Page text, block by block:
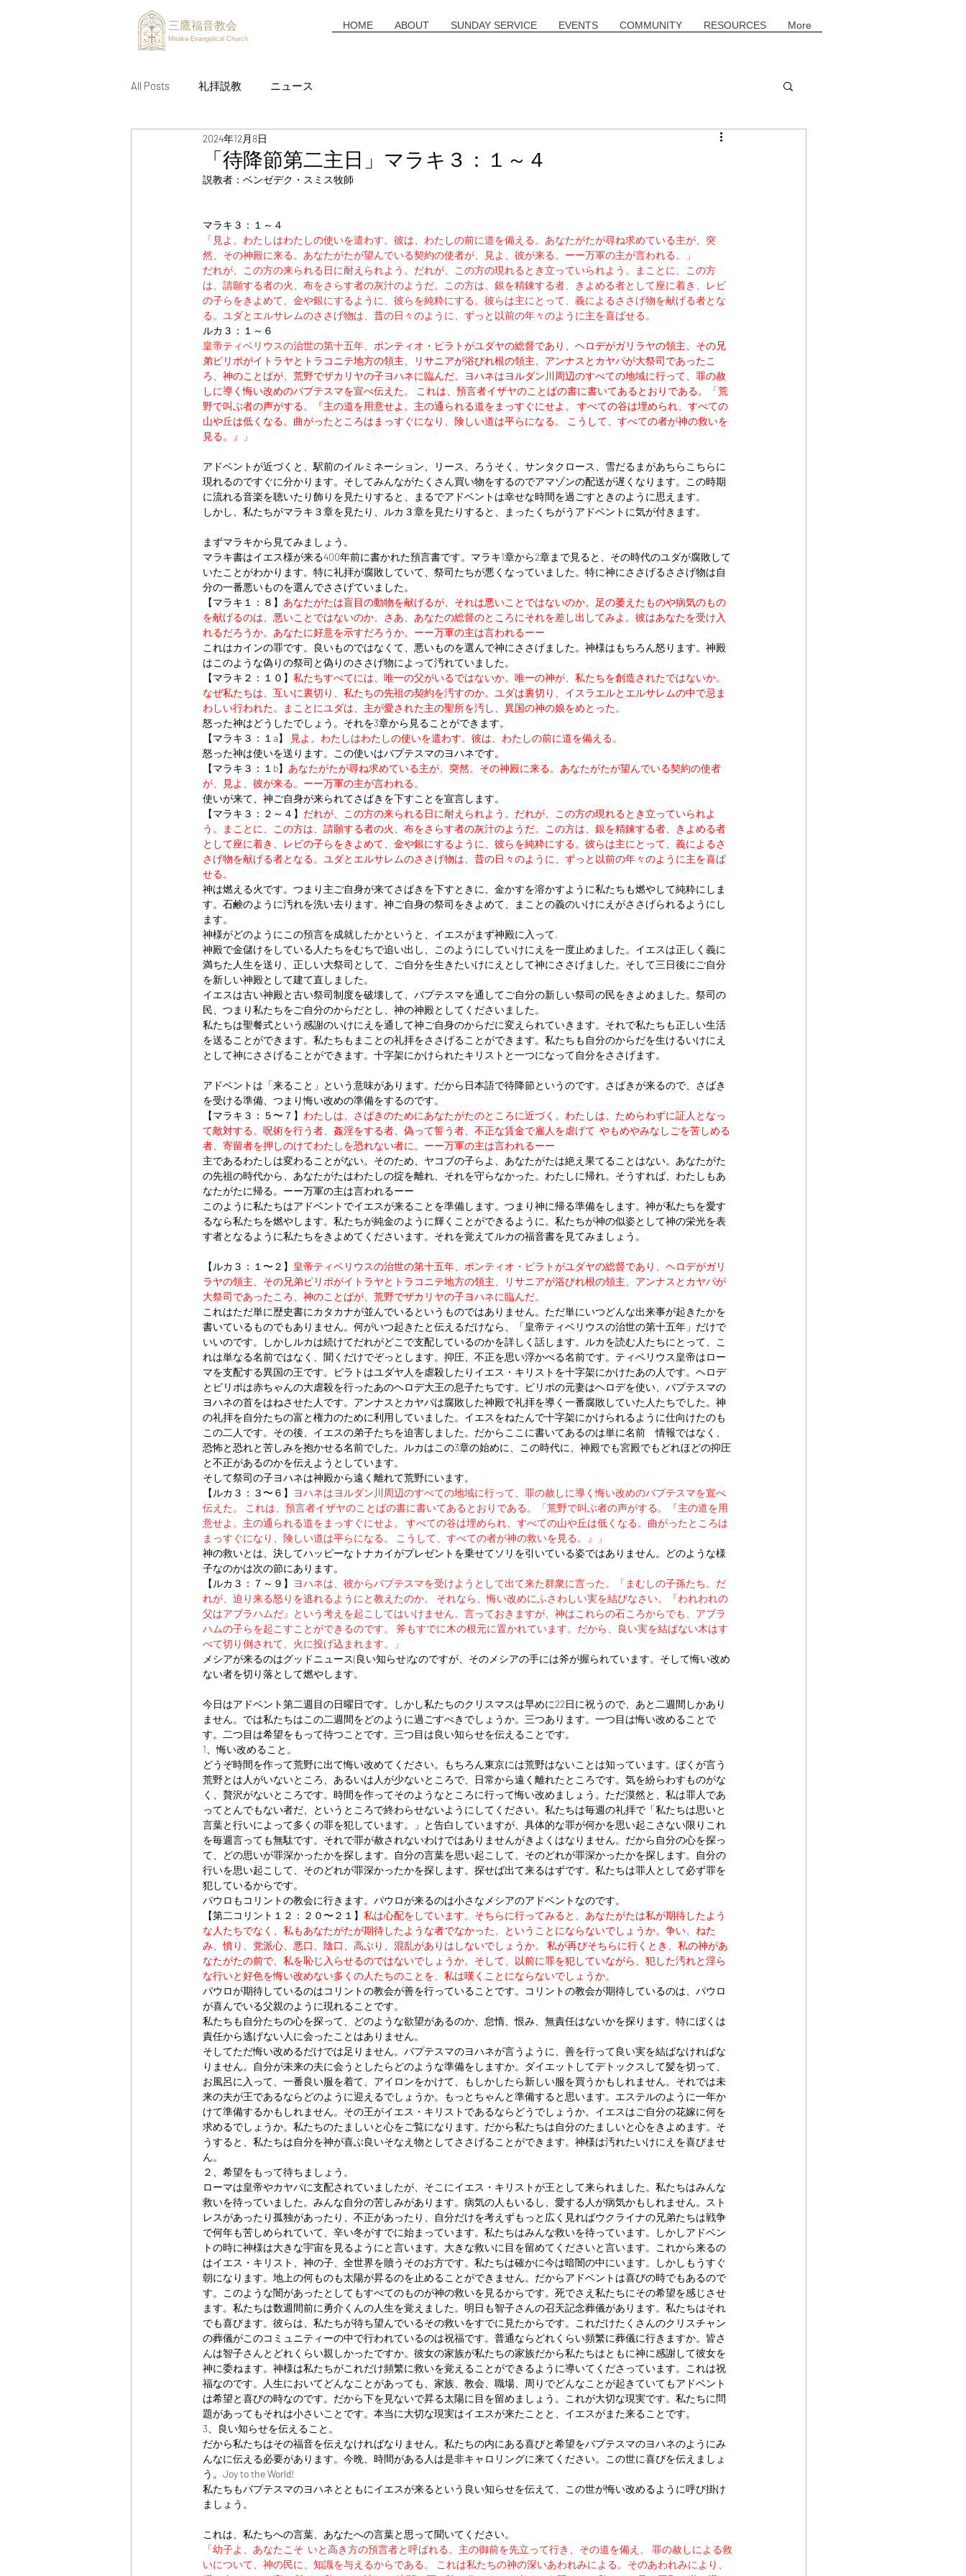
HOME ABOUT SUNDAY SERVICE EVENTS COMMUNITY RESOURCES More
Mitaka Evangelical Church
三鷹福音教会
All Posts 礼拝説教 ニュース
「待降節第二主日」マラキ３：１～４
2024年12月8日
説教者：ベンゼデク・スミス牧師
マラキ３：１～４
「見よ。わたしはわたしの使いを遣わす。彼は、わたしの前に道を備える。あなたがたが尋ね求めている主が、突
然、その神殿に来る。あなたがたが望んでいる契約の使者が、見よ、彼が来る。ーー万軍の主が言われる。」
だれが、この方の来られる日に耐えられよう。だれが、この方の現れるとき立っていられよう。まことに、この方
は、請願する者の火、布をさらす者の灰汁のようだ。この方は、銀を精錬する者、きよめる者として座に着き、レビ
の子らをきよめて、金や銀にするように、彼らを純粋にする。彼らは主にとって、義によるささげ物を献げる者とな
る。ユダとエルサレムのささげ物は、昔の日々のように、ずっと以前の年々のように主を喜ばせる。
ルカ３：１～６
皇帝ティベリウスの治世の第十五年、 ポンティオ・ピラトがユダヤの総督であり、ヘロデがガリラヤの領主、その兄
弟ピリポがイトラヤとトラコニテ地方の領主、リサニアが浴びれ根の領主、アンナスとカヤパが大祭司であったこ
ろ、神のことばが、荒野でザカリヤの子ヨハネに臨んだ。ヨハネはヨルダン川周辺のすべての地域に行って、罪の赦
しに導く悔い改めのバプテスマを宣べ伝えた。 これは、預言者イザヤのことばの書に書いてあるとおりである。「荒
野で叫ぶ者の声がする。『主の道を用意せよ。主の通られる道をまっすぐにせよ。 すべての谷は埋められ、すべての
山や丘は低くなる。曲がったところはまっすぐになり、険しい道は平らになる。 こうして、すべての者が神の救いを
見る。』」
アドベントが近づくと、駅前のイルミネーション、リース、ろうそく、サンタクロース、雪だるまがあちらこちらに
現れるのですぐに分かります。そしてみんながたくさん買い物をするのでアマゾンの配送が遅くなります。この時期
に流れる音楽を聴いたり飾りを見たりすると、まるでアドベントは幸せな時間を過ごすときのように思えます。
しかし、私たちがマラキ３章を見たり、ルカ３章を見たりすると、まったくちがうアドベントに気が付きます。
まずマラキから見てみましょう。
マラキ書はイエス様が来る400年前に書かれた預言書です。マラキ1章から2章まで見ると、その時代のユダが腐敗して
いたことがわかります。特に礼拝が腐敗していて、祭司たちが悪くなっていました。特に神にささげるささげ物は自
分の一番悪いものを選んでささげていました。
【マラキ１：８】 あなたがたは盲目の動物を献げるが、それは悪いことではないのか。足の萎えたものや病気のもの
を献げるのは、悪いことではないのか。さあ、あなたの総督のところにそれを差し出してみよ。彼はあなたを受け入
れるだろうか。あなたに好意を示すだろうか。ーー万軍の主は言われるーー
これはカインの罪です。良いものではなくて、悪いものを選んで神にささげました。神様はもちろん怒ります。神殿
はこのような偽りの祭司と偽りのささげ物によって汚れていました。
【マラキ２：１０】 私たちすべてには、唯一の父がいるではないか。唯一の神が、私たちを創造されたではないか。
なぜ私たちは、互いに裏切り、私たちの先祖の契約を汚すのか。ユダは裏切り、イスラエルとエルサレムの中で忌ま
わしい行われた。まことにユダは、主が愛された主の聖所を汚し、異国の神の娘をめとった。
怒った神はどうしたでしょう。それを3章から見ることができます。
【マラキ３：１a】
見よ。わたしはわたしの使いを遣わす。彼は、わたしの前に道を備える。
怒った神は使いを送ります。この使いはバプテスマのヨハネです。
【マラキ３：１b】 あなたがたが尋ね求めている主が、突然、その神殿に来る。あなたがたが望んでいる契約の使者
が、見よ、彼が来る。ーー万軍の主が言われる。
使いが来て、神ご自身が来られてさばきを下すことを宣言します。
【マラキ３：２～４】 だれが、この方の来られる日に耐えられよう。だれが、この方の現れるとき立っていられよ
う。まことに、この方は、請願する者の火、布をさらす者の灰汁のようだ。この方は、銀を精錬する者、きよめる者
として座に着き、レビの子らをきよめて、金や銀にするように、彼らを純粋にする。彼らは主にとって、義によるさ
さげ物を献げる者となる。ユダとエルサレムのささげ物は、昔の日々のように、ずっと以前の年々のように主を喜ば
せる。
神は燃える火です。つまり主ご自身が来てさばきを下すときに、金かすを溶かすように私たちも燃やして純粋にしま
す。石鹸のように汚れを洗い去ります。神ご自身の祭司をきよめて、まことの義のいけにえがささげられるようにし
ます。
神様がどのようにこの預言を成就したかというと、イエスがまず神殿に入って,
神殿で金儲けをしている人たちをむちで追い出し、このようにしていけにえを一度止めました。イエスは正しく義に
満ちた人生を送り、正しい大祭司として、ご自分を生きたいけにえとして神にささげました。そして三日後にご自分
を新しい神殿として建て直しました。
イエスは古い神殿と古い祭司制度を破壊して、バプテスマを通してご自分の新しい祭司の民をきよめました。祭司の
民、つまり私たちをご自分のからだとし、神の神殿としてくださいました。
私たちは聖餐式という感謝のいけにえを通して神ご自身のからだに変えられていきます。それで私たちも正しい生活
を送ることができます。私たちもまことの礼拝をささげることができます。私たちも自分のからだを生けるいけにえ
として神にささげることができます。十字架にかけられたキリストと一つになって自分をささげます。
アドベントは「来ること」という意味があります。だから日本語で待降節というのです。さばきが来るので、さばき
を受ける準備、つまり悔い改めの準備をするのです。
【マラキ３：５〜７】 わたしは、さばきのためにあなたがたのところに近づく。わたしは、ためらわずに証人となっ
て敵対する。呪術を行う者、姦淫をする者、偽って誓う者、不正な賃金で雇人を虐げて  やもめやみなしごを苦しめる
者、寄留者を押しのけてわたしを恐れない者に。ーー万軍の主は言われるーー
主であるわたしは変わることがない。そのため、ヤコブの子らよ、あなたがたは絶え果てることはない。あなたがた
の先祖の時代から、あなたがたはわたしの掟を離れ、それを守らなかった。わたしに帰れ。そうすれば、わたしもあ
なたがたに帰る。ーー万軍の主は言われるーー
このように私たちはアドベントでイエスが来ることを準備します。つまり神に帰る準備をします。神が私たちを愛す
るなら私たちを燃やします。私たちが純金のように輝くことができるように。私たちが神の似姿として神の栄光を表
す者となるように私たちをきよめてくださいます。それを覚えてルカの福音書を見てみましょう。
【ルカ３：１〜２】 皇帝ティベリウスの治世の第十五年、ポンティオ・ピラトがユダヤの総督であり、ヘロデがガリ
ラヤの領主、その兄弟ピリポがイトラヤとトラコニテ地方の領主、リサニアが浴びれ根の領主、アンナスとカヤパが
大祭司であったころ、神のことばが、荒野でザカリヤの子ヨハネに臨んだ。
これはただ単に歴史書にカタカナが並んでいるというものではありません。ただ単にいつどんな出来事が起きたかを
書いているものでもありません。何がいつ起きたと伝えるだけなら、「皇帝ティベリウスの治世の第十五年」だけで
いいのです。しかしルカは続けてだれがどこで支配しているのかを詳しく話します。ルカを読む人たちにとって、こ
れは単なる名前ではなく、聞くだけでぞっとします。抑圧、不正を思い浮かべる名前です。ティベリウス皇帝はロー
マを支配する異国の王です。ピラトはユダヤ人を虐殺したりイエス・キリストを十字架にかけたあの人です。ヘロデ
とピリポは赤ちゃんの大虐殺を行ったあのヘロデ大王の息子たちです。ピリポの元妻はヘロデを使い、バプテスマの
ヨハネの首をはねさせた人です。アンナスとカヤパは腐敗した神殿で礼拝を導く一番腐敗していた人たちでした。神
の礼拝を自分たちの富と権力のために利用していました。イエスをねたんで十字架にかけられるように仕向けたのも
この二人です。その後、イエスの弟子たちを迫害しました。だからここに書いてあるのは単に名前　情報ではなく、
恐怖と恐れと苦しみを抱かせる名前でした。ルカはこの3章の始めに、この時代に、神殿でも宮殿でもどれほどの抑圧
と不正があるのかを伝えようとしています。
そして祭司の子ヨハネは神殿から遠く離れて荒野にいます。
【ルカ３：３〜６】
ヨハネはヨルダン川周辺のすべての地域に行って、罪の赦しに導く悔い改めのバプテスマを宣べ
伝えた。 これは、預言者イザヤのことばの書に書いてあるとおりである。「荒野で叫ぶ者の声がする。『主の道を用
意せよ。主の通られる道をまっすぐにせよ。 すべての谷は埋められ、すべての山や丘は低くなる。曲がったところは
まっすぐになり、険しい道は平らになる。 こうして、すべての者が神の救いを見る。』」
神の救いとは、決してハッピーなトナカイがプレゼントを乗せてソリを引いている姿ではありません。どのような様
子なのかは次の節にあります。
【ルカ３：７～９】
ヨハネは、彼からバプテスマを受けようとして出て来た群衆に言った。「まむしの子孫たち。だ
れが、迫り来る怒りを逃れるようにと教えたのか。 それなら、悔い改めにふさわしい実を結びなさい。『われわれの
父はアブラハムだ』という考えを起こしてはいけません。言っておきますが、神はこれらの石ころからでも、アブラ
ハムの子らを起こすことができるのです。 斧もすでに木の根元に置かれています。だから、良い実を結ばない木はす
べて切り倒されて、火に投げ込まれます。」
メシアが来るのはグッドニュース(良い知らせ)なのですが、そのメシアの手には斧が握られています。そして悔い改め
ない者を切り落として燃やします。
今日はアドベント第二週目の日曜日です。しかし私たちのクリスマスは早めに22日に祝うので、あと二週間しかあり
ません。では私たちはこの二週間をどのように過ごすべきでしょうか。三つあります。一つ目は悔い改めることで
す。二つ目は希望をもって待つことです。三つ目は良い知らせを伝えることです。
1、悔い改めること。
どうぞ時間を作って荒野に出て悔い改めてください。もちろん東京には荒野はないことは知っています。ぼくが言う
荒野とは人がいないところ、あるいは人が少ないところで、日常から遠く離れたところです。気を紛らわすものがな
く、贅沢がないところです。時間を作ってそのようなところに行って悔い改めましょう。ただ漠然と、私は罪人であ
ってとんでもない者だ、というところで終わらせないようにしてください。私たちは毎週の礼拝で「私たちは思いと
言葉と行いによって多くの罪を犯しています。」と告白していますが、具体的な罪が何かを思い起こさない限りこれ
を毎週言っても無駄です。それで罪が赦されないわけではありませんがきよくはなりません。だから自分の心を探っ
て、どの思いが罪深かったかを探します。自分の言葉を思い起こして、そのどれが罪深かったかを探します。自分の
行いを思い起こして、そのどれが罪深かったかを探します。探せば出て来るはずです。私たちは罪人として必ず罪を
犯しているからです。
パウロもコリントの教会に行きます。パウロが来るのは小さなメシアのアドベントなのです。
【第二コリント１２：２０〜２１】 私は心配をしています。そちらに行ってみると、あなたがたは私が期待したよう
な人たちでなく、私もあなたがたが期待したような者でなかった、ということにならないでしょうか。争い、ねた
み、憤り、党派心、悪口、陰口、高ぶり、混乱がありはしないでしょうか。 私が再びそちらに行くとき、私の神があ
なたがたの前で、私を恥じ入らせるのではないでしょうか。そして、以前に罪を犯していながら、犯した汚れと淫ら
な行いと好色を悔い改めない多くの人たちのことを、私は嘆くことにならないでしょうか。
パウロが期待しているのはコリントの教会が善を行っていることです。コリントの教会が期待しているのは、パウロ
が喜んでいる父親のように現れることです。
私たちも自分たちの心を探って、どのような欲望があるのか、怠惰、恨み、無責任はないかを探ります。特にぼくは
責任から逃げない人に会ったことはありません。
そしてただ悔い改めるだけでは足りません。バプテスマのヨハネが言うように、善を行って良い実を結ばなければな
りません。自分が未来の夫に会うとしたらどのような準備をしますか。ダイエットしてデトックスして髪を切って、
お風呂に入って、一番良い服を着て、アイロンをかけて、もしかしたら新しい服を買うかもしれません。それでは未
来の夫が王であるならどのように迎えるでしょうか。もっとちゃんと準備すると思います。エステルのように一年か
けて準備するかもしれません。その王がイエス・キリストであるならどうでしょうか。イエスはご自分の花嫁に何を
求めるでしょうか。私たちのたましいと心をご覧になります。だから私たちは自分のたましいと心をきよめます。そ
うすると、私たちは自分を神が喜ぶ良いそなえ物としてささげることができます。神様は汚れたいけにえを喜びませ
ん。
２、希望をもって待ちましょう。
ローマは皇帝やカヤパに支配されていましたが、そこにイエス・キリストが王として来られました。私たちはみんな
救いを待っていました。みんな自分の苦しみがあります。病気の人もいるし、愛する人が病気かもしれません。スト
レスがあったり孤独があったり、不正があったり、自分だけを考えずもっと広く見ればウクライナの兄弟たちは戦争
で何年も苦しめられていて、辛い冬がすでに始まっています。私たちはみんな救いを待っています。しかしアドベン
トの時に神様は大きな宇宙を見るようにと言います。大きな救いに目を留めてくださいと言います。これから来るの
はイエス・キリスト、神の子、全世界を贖うそのお方です。私たちは確かに今は暗闇の中にいます。しかしもうすぐ
朝になります。地上の何ものも太陽が昇るのを止めることができません。だからアドベントは喜びの時でもあるので
す。このような闇があったとしてもすべてのものが神の救いを見るからです。死でさえ私たちにその希望を感じさせ
ます。私たちは数週間前に勇介くんの人生を覚えました。明日も智子さんの召天記念葬儀があります。私たちはそれ
でも喜びます。彼らは、私たちが待ち望んでいるその救いをすでに見たからです。これだけたくさんのクリスチャン
の葬儀がこのコミュニティーの中で行われているのは祝福です。普通ならどれくらい頻繁に葬儀に行きますか。皆さ
んは智子さんとどれくらい親しかったですか。彼女の家族が私たちの家族だから私たちはともに神に感謝して彼女を
神に委ねます。神様は私たちがこれだけ頻繁に救いを覚えることができるように導いてくださっています。これは祝
福なのです。人生においてどんなことがあっても、家族、教会、職場、周りでどんなことが起きていてもアドベント
は希望と喜びの時なのです。だから下を見ないで昇る太陽に目を留めましょう。これが大切な現実です。私たちに問
題があってもそれは小さいことです。本当に大切な現実はイエスが来たことと、イエスがまた来ることです。
3、良い知らせを伝えること。
だから私たちはその福音を伝えなければなりません。私たちの内にある喜びと希望をバプテスマのヨハネのようにみ
んなに伝える必要があります。今晩、時間がある人は是非キャロリングに来てください。この世に喜びを伝えましょ
う。Joy to the World!
私たちもバプテスマのヨハネとともにイエスが来るという良い知らせを伝えて、この世が悔い改めるように呼び掛け
ましょう。
これは、私たちへの言葉、あなたへの言葉と思って聞いてください。
「幼子よ、あなたこそ  いと高き方の預言者と呼ばれる。主の御前を先立って行き、その道を備え、 罪の赦しによる救
いについて、神の民に、知識を与えるからである。 これは私たちの神の深いあわれみによる。そのあわれみにより、